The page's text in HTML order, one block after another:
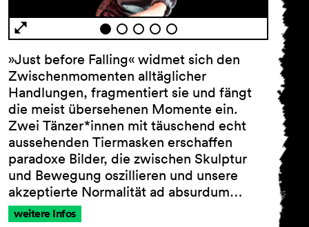
»Just before Falling« widmet sich den
Zwischenmomenten alltäglicher
Handlungen, fragmentiert sie und fängt
die meist übersehenen Momente ein.
Zwei Tänzer*innen mit täuschend echt
aussehenden Tiermasken erschaffen
paradoxe Bilder, die zwischen Skulptur
und Bewegung oszillieren und unsere
akzeptierte Normalität ad absurdum…
weitere Infos